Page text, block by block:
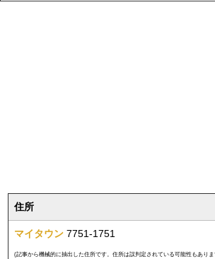
住所
マイタウン 7751-1751
(記事から機械的に抽出した住所です。住所は誤判定されている可能性もあり